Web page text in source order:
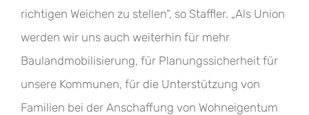
richtigen Weichen zu stellen“, so Staffler. „Als Union
werden wir uns auch weiterhin für mehr
Baulandmobilisierung, für Planungssicherheit für
unsere Kommunen, für die Unterstützung von
Familien bei der Anschaffung von Wohneigentum